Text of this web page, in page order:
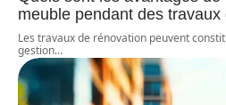
meuble pendant des travaux
Les travaux de rénovation peuvent
gestion…